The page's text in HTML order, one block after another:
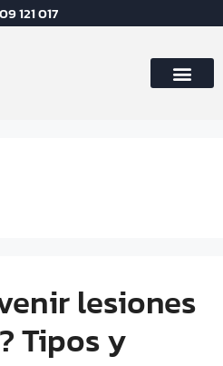
121 017
lesiones
Tipos y